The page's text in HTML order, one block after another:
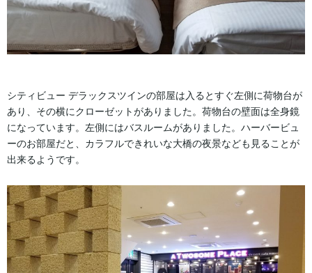
シティビュー デラックスツインの部屋は入るとすぐ左側に荷物台が
あり、その横にクローゼットがありました。荷物台の壁面は全身鏡
になっています。左側にはバスルームがありました。ハーバービュ
ーのお部屋だと、カラフルできれいな大橋の夜景なども見ることが
出来るようです。